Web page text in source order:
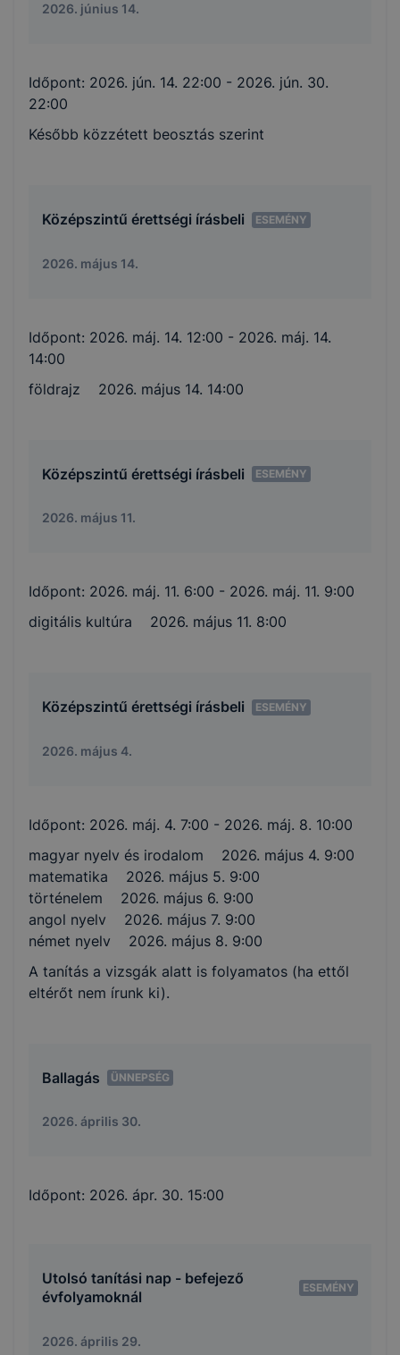
2026. június 14.
Időpont: 2026. jún. 14. 22:00 - 2026. jún. 30.
22:00
Később közzétett beosztás szerint
Középszintű érettségi írásbeli ESEMÉNY
2026. május 14.
Időpont: 2026. máj. 14. 12:00 - 2026. máj. 14.
14:00
földrajz 2026. május 14. 14:00
Középszintű érettségi írásbeli ESEMÉNY
2026. május 11.
Időpont: 2026. máj. 11. 6:00 - 2026. máj. 11. 9:00
digitális kultúra 2026. május 11. 8:00
Középszintű érettségi írásbeli ESEMÉNY
2026. május 4.
Időpont: 2026. máj. 4. 7:00 - 2026. máj. 8. 10:00
magyar nyelv és irodalom 2026. május 4. 9:00
matematika 2026. május 5. 9:00
történelem 2026. május 6. 9:00
angol nyelv 2026. május 7. 9:00
német nyelv 2026. május 8. 9:00
A tanítás a vizsgák alatt is folyamatos (ha ettől
eltérőt nem írunk ki).
Ballagás ÜNNEPSÉG
2026. április 30.
Időpont: 2026. ápr. 30. 15:00
Utolsó tanítási nap - befejező
évfolyamoknál
ESEMÉNY
2026. április 29.